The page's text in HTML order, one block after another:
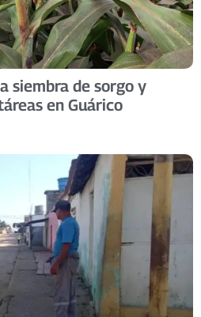
siembra de sorgo y
en Guárico